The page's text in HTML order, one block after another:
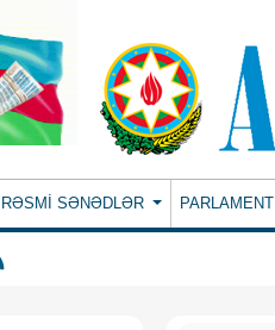
RƏSMI SƏNƏDLƏR PARLAMENT